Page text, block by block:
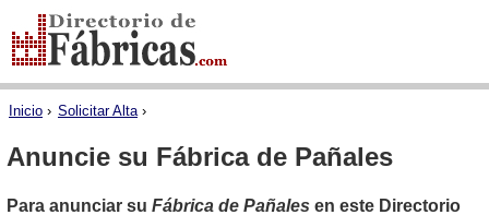
Inicio › Solicitar Alta›
Anuncie su Fábrica de Pañales
Para anunciar su Fábrica de Pañales en este Directorio